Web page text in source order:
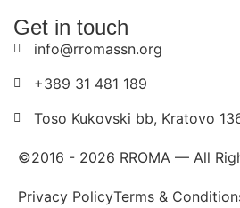
Get in touch
info@rromassn.org
+389 31 481 189
Toso Kukovski bb, Kratovo
©2016 - 2026 RROMA — All
Privacy PolicyTerms &